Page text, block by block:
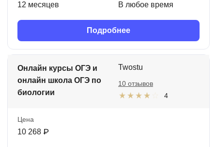
12 месяцев В любое время
Подробнее
Онлайн курсы ОГЭ и
онлайн школа ОГЭ по
биологии
Twostu
4
10 отзывов
Цена
10 268 ₽